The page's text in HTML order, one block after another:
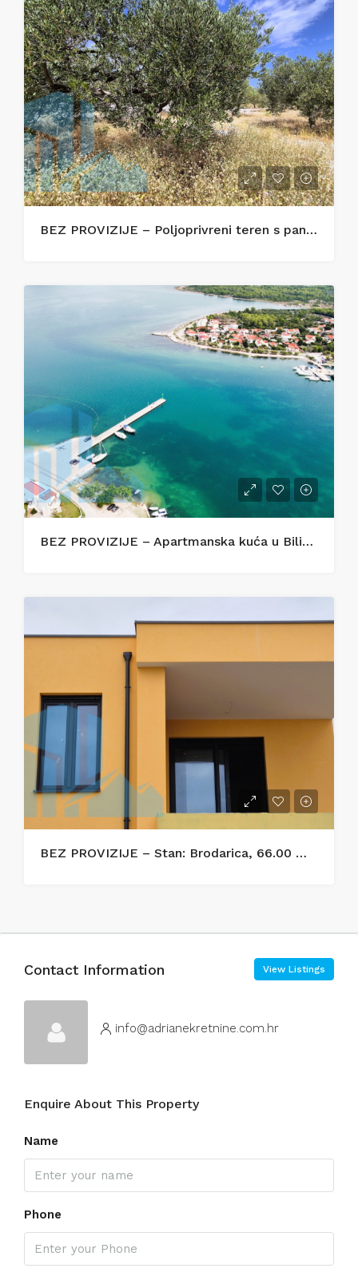
BEZ PROVIZIJE – Poljoprivreni teren s panoramskim pogledom na more – Zečevo Rogozničko
BEZ PROVIZIJE – Apartmanska kuća u Bilicama s uhodanim turističkim najmom
BEZ PROVIZIJE – Stan: Brodarica, 66.00 m2, novogradnja
Contact Information View Listings
info@adrianekretnine.com.hr
Enquire About This Property
Name
Phone